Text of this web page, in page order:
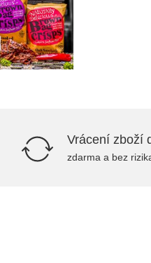
Vrácení zboží
zdarma a bez